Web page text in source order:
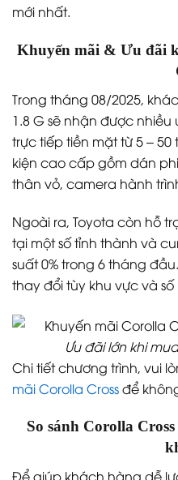
mới nhất.
Khuyến mãi & Ưu đãi
Trong tháng 08/2025,
1.8 G sẽ nhận được
trực tiếp tiền mặt từ 5 –
kiện cao cấp gồm dán
thân vỏ, camera hành
Ngoài ra, Toyota còn hỗ
tại một số tỉnh thành và
suất 0% trong 6 tháng
thay đổi tùy khu vực và số
Ưu đãi lớn khi
Chi tiết chương trình, vui
mãi Corolla Crossđể
So sánh Corolla
Để giúp khách hàng dễ